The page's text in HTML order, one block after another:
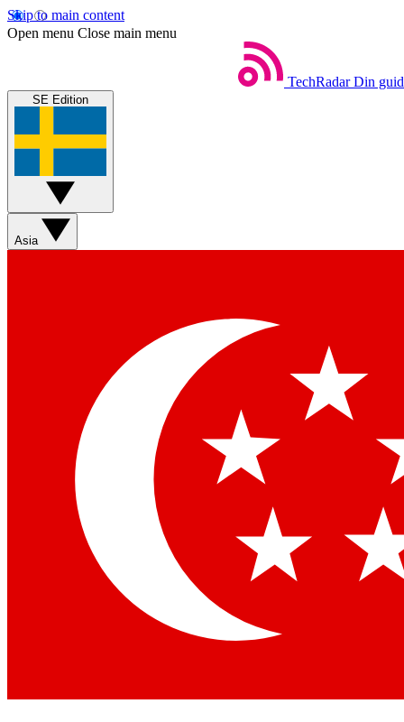
Skip to main content
Open menu Close main menu
TechRadar Din
SE Edition
Asia